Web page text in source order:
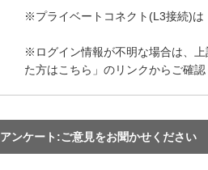
※プライベートコネクト(L3接続)は
※ログイン情報が不明な場合は、
た方はこちら」のリンクからご確認
アンケート:ご意見をお聞かせください